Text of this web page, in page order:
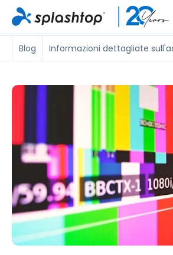
Blog Informazioni dettagliate